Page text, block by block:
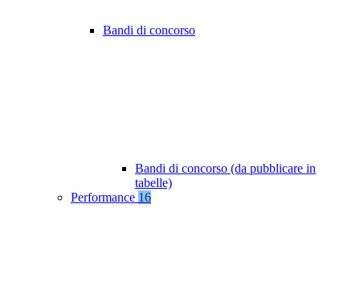
Bandi di concorso
Bandi di concorso (da pubblicare in
tabelle)
Performance 16